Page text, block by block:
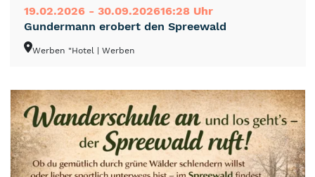
19.02.2026 - 30.09.202616:28 Uhr
Gundermann erobert den Spreewald
Werben "Hotel | Werben